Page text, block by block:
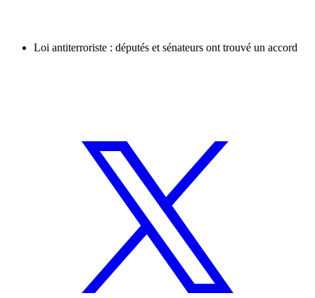
Loi antiterroriste : députés et sénateurs ont trouvé un accord